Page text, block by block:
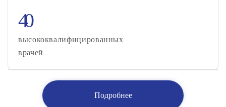
40
высококвалифицированных
врачей
Подробнее